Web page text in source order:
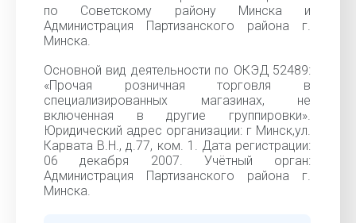
по Советскому району Минска и
Администрация Партизанского района г.
Минска.
Основной вид деятельности по ОКЭД 52489:
«Прочая розничная торговля в
специализированных магазинах, не
включенная в другие группировки».
Юридический адрес организации: г Минск,ул.
Карвата В.Н., д.77, ком. 1. Дата регистрации:
06 декабря 2007. Учётный орган:
Администрация Партизанского района г.
Минска.